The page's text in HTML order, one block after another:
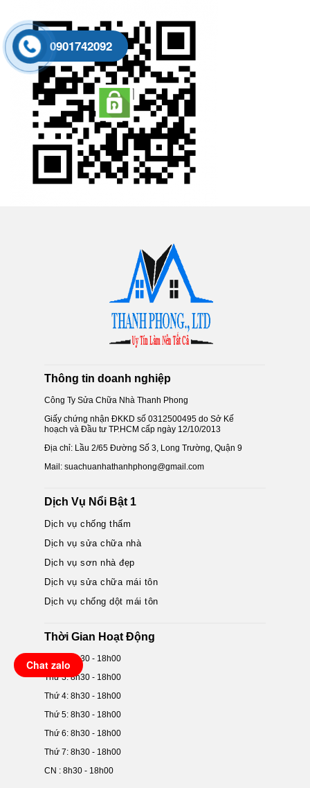
Thông tin doanh nghiệp
Công Ty Sửa Chữa Nhà Thanh Phong
Giấy chứng nhận ĐKKD số 0312500495 do Sở Kế
hoạch và Đầu tư TP.HCM cấp ngày 12/10/2013
Địa chỉ: Lầu 2/65 Đường Số 3, Long Trường, Quận 9
Mail: suachuanhathanhphong@gmail.com
Dịch Vụ Nổi Bật 1
Dịch vụ chống thấm
Dịch vụ sửa chữa nhà
Dịch vụ sơn nhà đẹp
Dịch vụ sửa chữa mái tôn
Dịch vụ chống dột mái tôn
Thời Gian Hoạt Động
Thứ 2: 8h30 - 18h00
Thứ 3: 8h30 - 18h00
Thứ 4: 8h30 - 18h00
Thứ 5: 8h30 - 18h00
Thứ 6: 8h30 - 18h00
Thứ 7: 8h30 - 18h00
CN : 8h30 - 18h00
Chat zalo
0901742092